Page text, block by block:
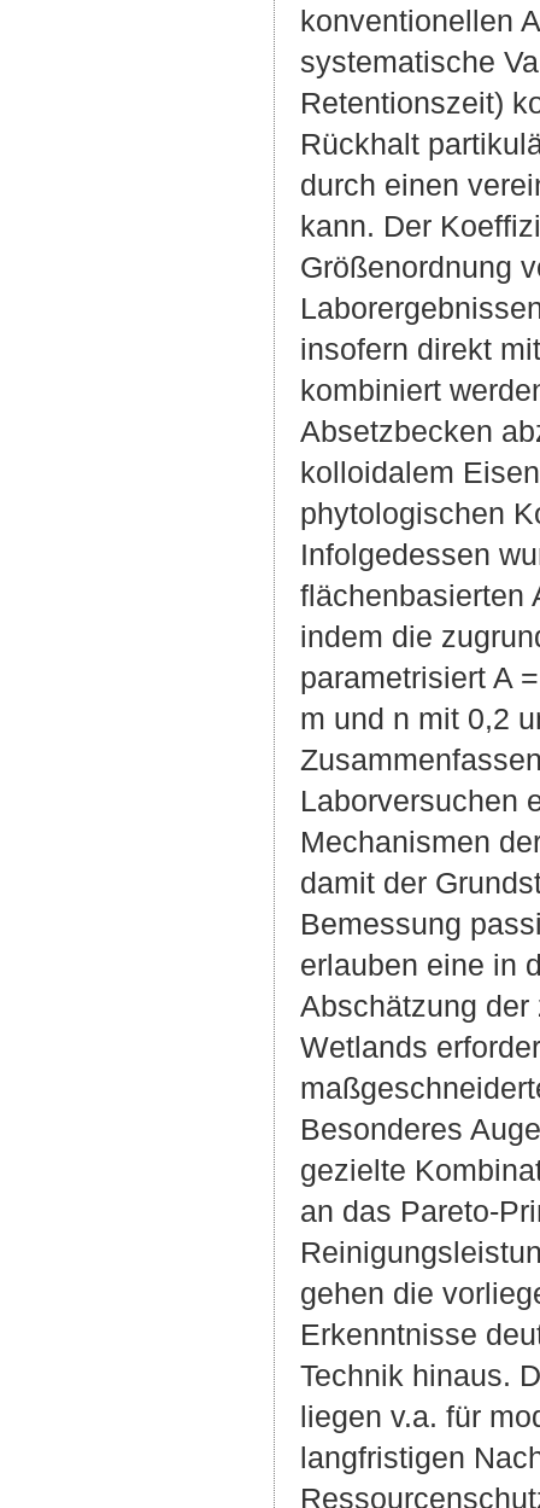
konventionellen
systematische
Retentionszeit)
Rückhalt
durch einen
kann. Der
Größenordnung
insofern direkt
kombiniert
Absetzbecken
kolloidalem
phytologischen
Infolgedessen
flächenbasierten
indem die
parametrisiert A
m und n mit 0,2
Laborversuchen
Mechanismen
damit der
Bemessung
erlauben eine in
Abschätzung der
Wetlands
Besonderes
gezielte
an das Pareto-
gehen die
Erkenntnisse
Technik hinaus.
liegen v.a. für
langfristigen